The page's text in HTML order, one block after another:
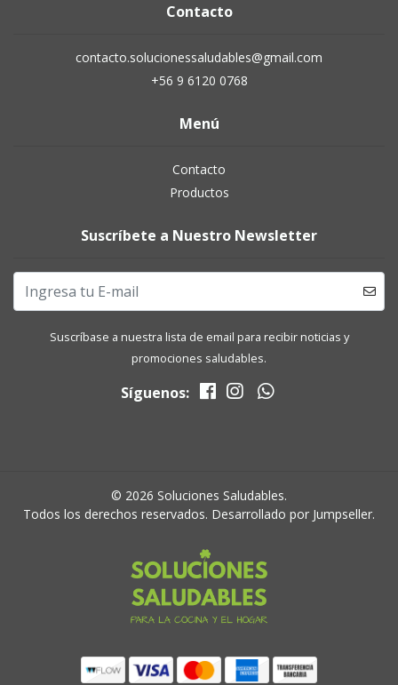
Contacto
contacto.solucionessaludables@gmail.com
+56 9 6120 0768
Menú
Contacto
Productos
Suscríbete a Nuestro Newsletter
Suscríbase a nuestra lista de email para recibir noticias y
promociones saludables.
Síguenos:
© 2026 Soluciones Saludables.
Todos los derechos reservados. Desarrollado por Jumpseller.